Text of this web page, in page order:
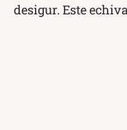
desigur. Este